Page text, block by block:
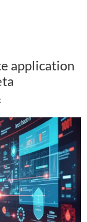
application